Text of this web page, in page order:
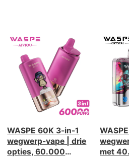
WASPE 60K 3-in-1
wegwerp-vape | drie
opties, 60.000
met